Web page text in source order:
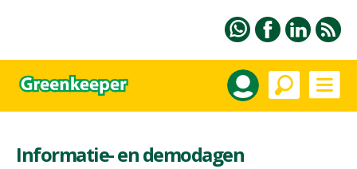
Informatie- en demodagen